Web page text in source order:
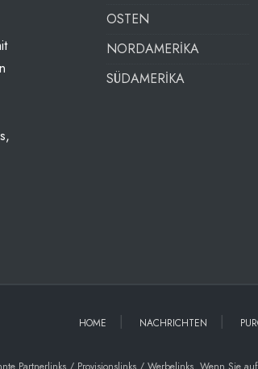
OSTEN
NORDAMERİKA
SÜDAMERİKA
HOME NACHRICHTEN